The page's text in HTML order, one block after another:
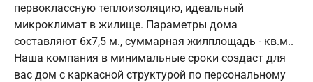
первоклассную теплоизоляцию, идеальный
микроклимат в жилище. Параметры дома
составляют 6х7,5 м., суммарная жилплощадь - кв.м..
Наша компания в минимальные сроки создаст для
вас дом с каркасной структурой по персональному